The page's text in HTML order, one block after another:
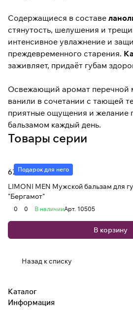
Содержащиеся в составе
стянутость, шелушения и
интенсивное увлажнение и
преждевременного старения.
заживляет, придаёт губам
Освежающий аромат перечной
ванили в сочетании с тающей
приятные ощущения и желание
бальзамом каждый день.
Товары серии
Подарок для него
671 ₽
LIMONI MEN Мужской бальзам для
"Бергамот"
0 0 В наличииАрт. 10505
В корзину
Назад к списку
Каталог
Информация